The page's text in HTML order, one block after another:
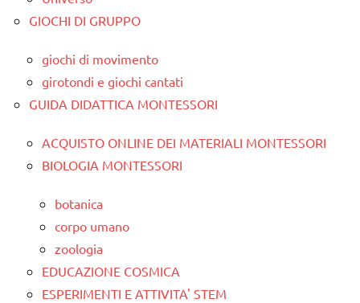
GIOCHI DI GRUPPO
giochi di movimento
girotondi e giochi cantati
GUIDA DIDATTICA MONTESSORI
ACQUISTO ONLINE DEI MATERIALI MONTESSORI
BIOLOGIA MONTESSORI
botanica
corpo umano
zoologia
EDUCAZIONE COSMICA
ESPERIMENTI E ATTIVITA' STEM